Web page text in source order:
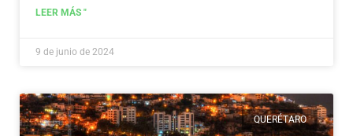
LEER MÁS "
9 de junio de 2024
QUERÉTARO